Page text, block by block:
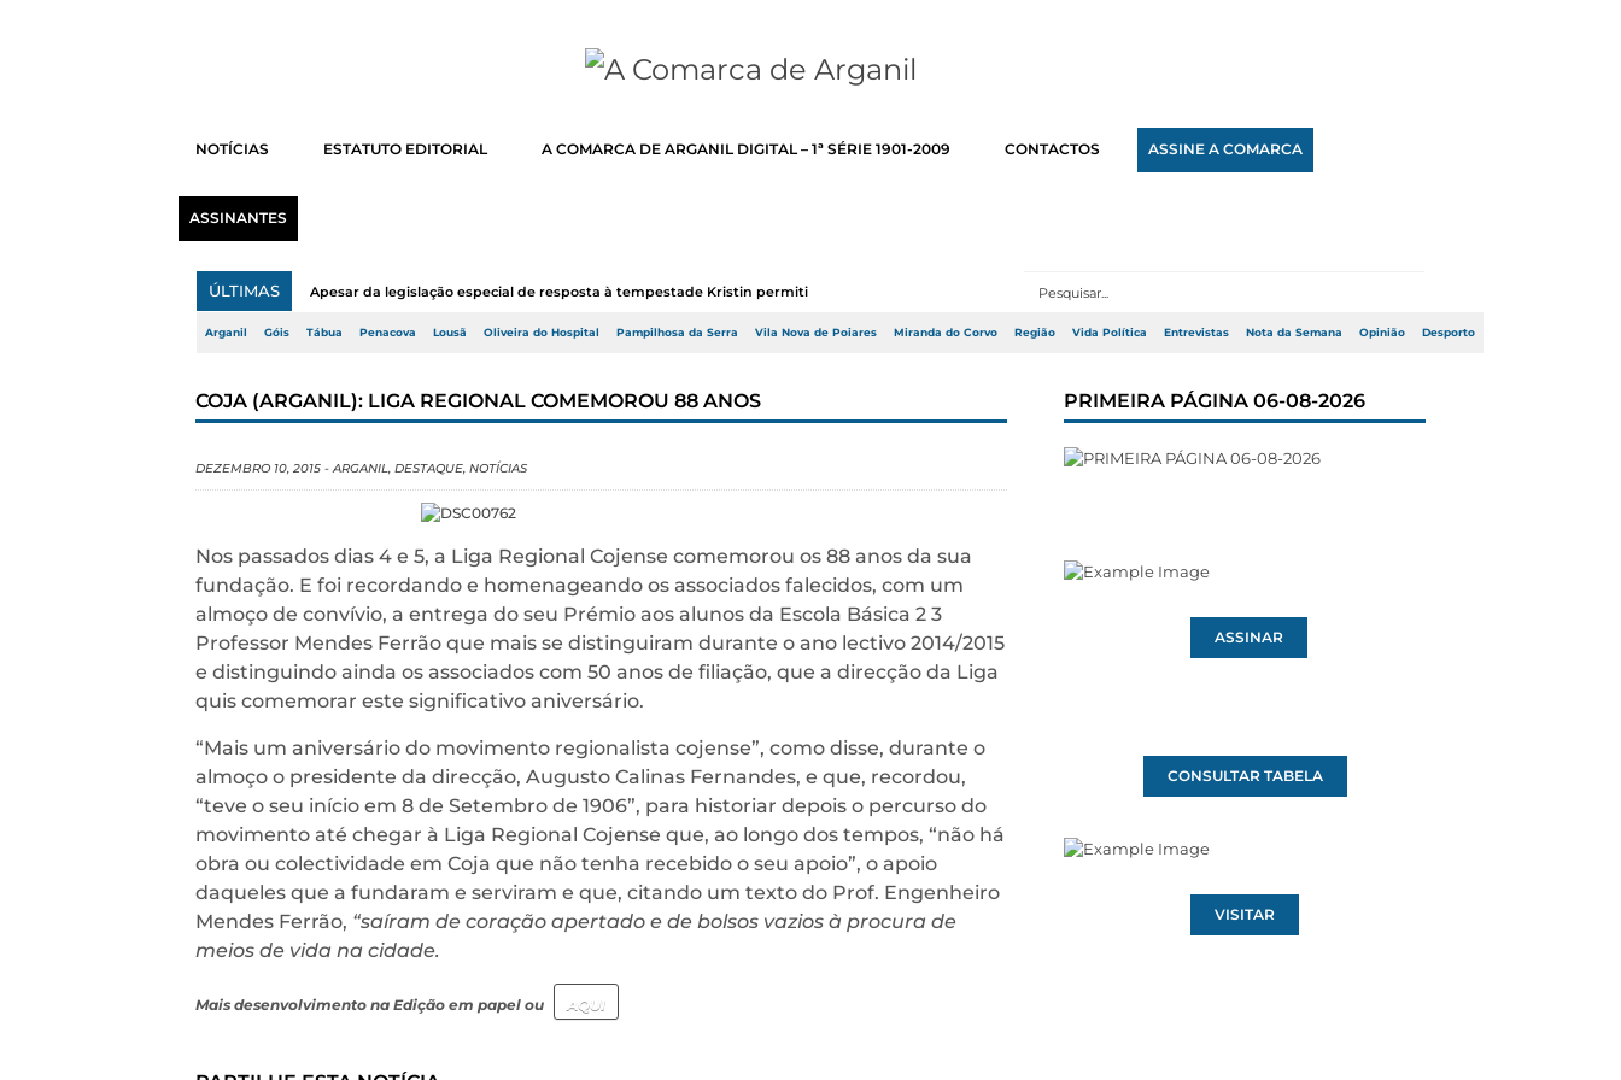
NOTÍCIAS ESTATUTO EDITORIAL A COMARCA DE ARGANIL DIGITAL – 1ª SÉRIE 1901-2009 CONTACTOS ASSINE A COMARCA
ASSINANTES
ÚLTIMAS Apesar da legislação especial de resposta à tempestade Kristin permitir a adj...
Arganil Góis Tábua Penacova Lousã Oliveira do Hospital Pampilhosa da Serra Vila Nova de Poiares Miranda do Corvo Região Vida Política Entrevistas Nota da Semana Opinião Desporto
COJA (ARGANIL): LIGA REGIONAL COMEMOROU 88 ANOS
DEZEMBRO 10, 2015 -ARGANIL, DESTAQUE, NOTÍCIAS
Nos passados dias 4 e 5, a Liga Regional Cojense comemorou os 88 anos da sua
fundação. E foi recordando e homenageando os associados falecidos, com um
almoço de convívio, a entrega do seu Prémio aos alunos da Escola Básica 2 3
Professor Mendes Ferrão que mais se distinguiram durante o ano lectivo 2014/2015
e distinguindo ainda os associados com 50 anos de filiação, que a direcção da Liga
quis comemorar este significativo aniversário.
“Mais um aniversário do movimento regionalista cojense”, como disse, durante o
almoço o presidente da direcção, Augusto Calinas Fernandes, e que, recordou,
“teve o seu início em 8 de Setembro de 1906”, para historiar depois o percurso do
movimento até chegar à Liga Regional Cojense que, ao longo dos tempos, “não há
obra ou colectividade em Coja que não tenha recebido o seu apoio”, o apoio
daqueles que a fundaram e serviram e que, citando um texto do Prof. Engenheiro
Mendes Ferrão, “saíram de coração apertado e de bolsos vazios à procura de
meios de vida na cidade.
Mais desenvolvimento na Edição em papel ou AQUI
PRIMEIRA PÁGINA 06-08-2026
ASSINAR
CONSULTAR TABELA
VISITAR